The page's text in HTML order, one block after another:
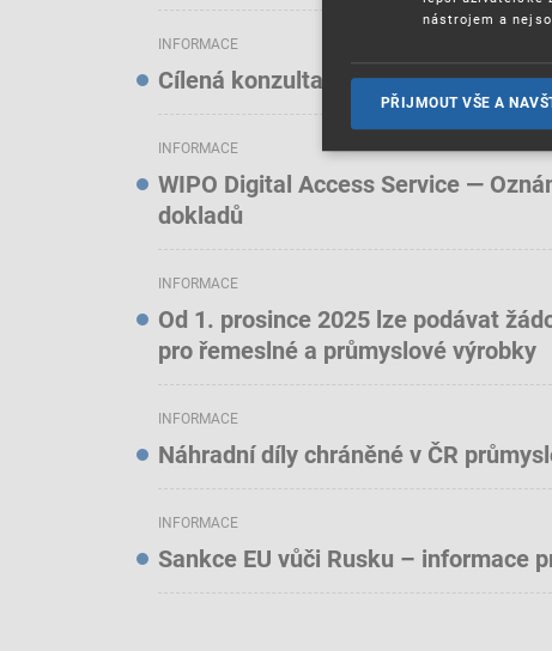
INFORMACE
Cílená konzultace EK o stavu
INFORMACE
WIPO Digital Access Service —
dokladů
INFORMACE
Od 1. prosince 2025 lze podávat
pro řemeslné a průmyslové výrobky
INFORMACE
Náhradní díly chráněné v ČR
INFORMACE
Sankce EU vůči Rusku – informace
nástrojem a
PŘIJMOUT VŠE A